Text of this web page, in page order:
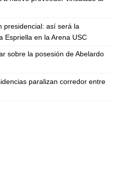
presidencial: así será la
Espriella en la Arena USC
sobre la posesión de Abelardo
paralizan corredor entre